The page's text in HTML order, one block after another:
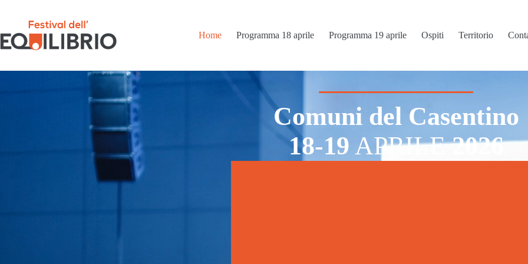
Home Programma 18 aprile Programma 19 aprile Ospiti Territorio
Comuni del Casentino
18-19 APRILE2026